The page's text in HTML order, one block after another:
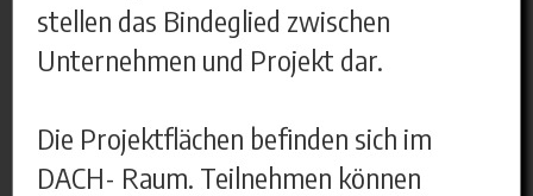
stellen das Bindeglied zwischen
Unternehmen und Projekt dar.
Die Projektflächen befinden sich im
DACH- Raum. Teilnehmen können